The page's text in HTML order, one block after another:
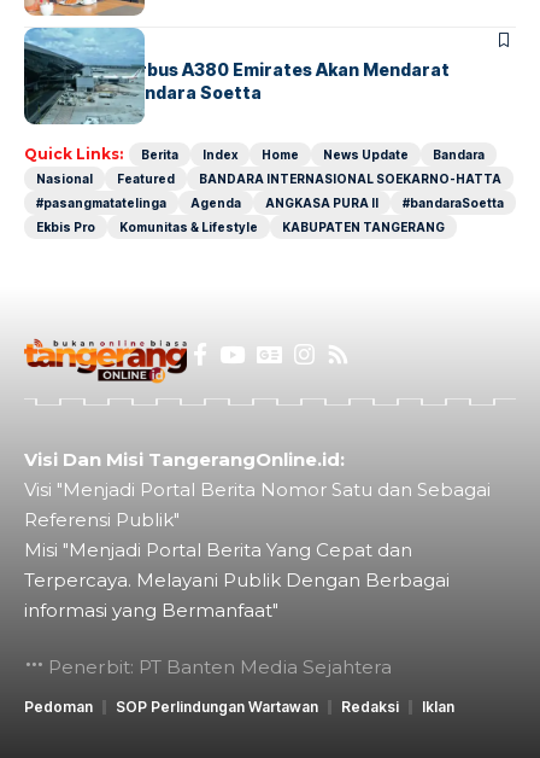
BANDARA BERITA
8 Agustus, Airbus A380 Emirates Akan Mendarat
Perdana di Bandara Soetta
Quick Links: Berita Index Home News Update
Bandara
Nasional
Featured
BANDARA INTERNASIONAL SOEKARNO-HATTA
#pasangmatatelinga
Agenda ANGKASA PURA II
#bandaraSoetta
Ekbis Pro
Komunitas & Lifestyle KABUPATEN TANGERANG
Visi Dan Misi TangerangOnline.id:
Visi "Menjadi Portal Berita Nomor Satu dan Sebagai
Referensi Publik"
Misi "Menjadi Portal Berita Yang Cepat dan
Terpercaya. Melayani Publik Dengan Berbagai
informasi yang Bermanfaat"
Penerbit: PT Banten Media Sejahtera
Pedoman SOP Perlindungan Wartawan Redaksi Iklan